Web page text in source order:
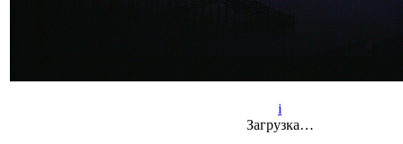
i
Загрузка…